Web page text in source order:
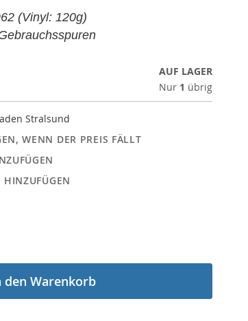
(Vinyl: 120g)
AUF LAGER
Nur 1 übrig
Stralsund
WENN DER PREIS FÄLLT
HINZUFÜGEN
den Warenkorb